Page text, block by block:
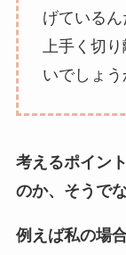
げている
上手く切
いでしょう
考えるポイン
のか、そうで
例えば私の場